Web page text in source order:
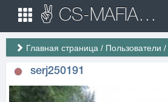
✌ CS-MAFIA.RU ✌ Игровые сервера Counter Strike 1.6
Главная страница / Пользователи /
serj250191